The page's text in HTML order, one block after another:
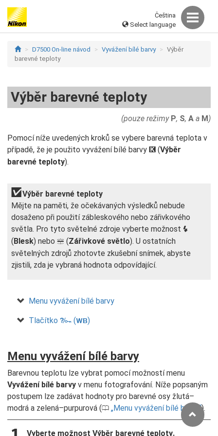
Čeština
Select language
D7500 On-line návod Vyvážení bílé barvy
Výběr
barevné teploty
Výběr barevné teploty
(pouze režimy P, S, A a M)
Pomocí níže uvedených kroků se vybere barevná teplota v
případě, že je použito vyvážení bílé barvy K (Výběr
barevné teploty).
Výběr barevné teploty
Mějte na paměti, že očekávaných výsledků nebude
dosaženo při použití zábleskového nebo zářivkového
světla. Pro tyto světelné zdroje vyberte možnost N
(Blesk) nebo I (Zářivkové světlo). U ostatních
světelných zdrojů zhotovte zkušební snímek, abyste
zjistili, zda je vybraná hodnota odpovídající.
Menu vyvážení bílé barvy
Tlačítko L (U)
Menu vyvážení bílé barvy
Barevnou teplotu lze vybrat pomocí možností menu
Vyvážení bílé barvy v menu fotografování. Níže popsaným
postupem lze zadávat hodnoty pro barevné osy žlutá–
modrá a zelená–purpurová (0 Menu vyvážení bílé barvy ).
Vyberte možnost Výběr barevné teploty.